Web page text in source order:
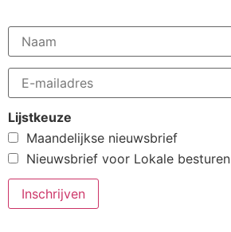
Lijstkeuze
Maandelijkse nieuwsbrief
Nieuwsbrief voor Lokale besturen